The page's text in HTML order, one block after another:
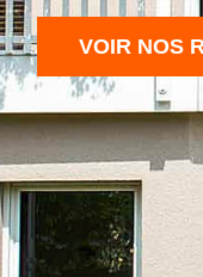
VOIR NOS